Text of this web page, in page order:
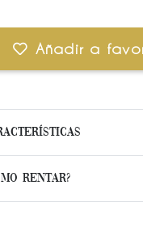
Añadir a
Rentar?